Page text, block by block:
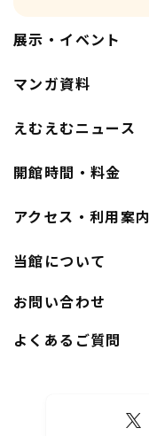
展示・イベント
マンガ資料
えむえむニュース
開館時間・料金
アクセス・利用案内
当館について
お問い合わせ
よくあるご質問